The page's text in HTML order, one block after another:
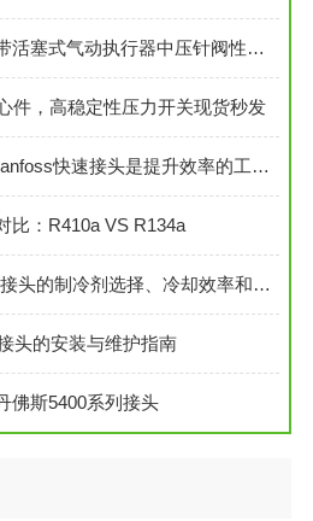
提高20SM4071-C1S带活塞式气动执行器中压针阀性能的技巧
件，高稳定性压力开关现货秒发
WQF8-16-B16FSR Danfoss快速接头是提升效率的工业连接解决方案
比：R410a VS R134a
UQD04系列液冷快速接头的制冷剂选择、冷却效率和可靠性分析
头的安装与维护指南
佛斯5400系列接头